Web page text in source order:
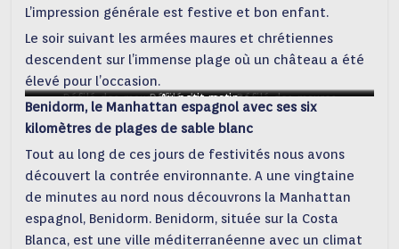
L’impression générale est festive et bon enfant.
Le soir suivant les armées maures et chrétiennes
descendent sur l’immense plage où un château a été
élevé pour l’occasion.
Défilé des maures Défilé des maures
Défilé des maures
Au petit matin
Benidorm, le Manhattan espagnol avec ses six
kilomètres de plages de sable blanc
Tout au long de ces jours de festivités nous avons
découvert la contrée environnante. A une vingtaine
de minutes au nord nous découvrons la Manhattan
espagnol, Benidorm. Benidorm, située sur la Costa
Blanca, est une ville méditerranéenne avec un climat